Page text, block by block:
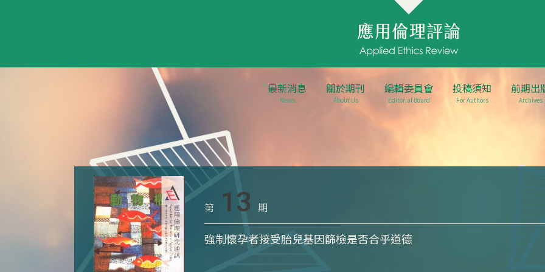
最新消息
News
關於期刊
About Us
編輯委員會
Editorial Board
投稿須知
For Authors
前期出
Archives
第 13 期
強制懷孕者接受胎兒基因篩檢是否合乎道德